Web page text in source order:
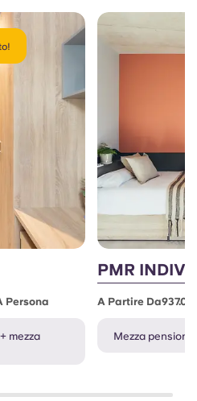
Persona
mezza
PMR
A Partire
Mezza